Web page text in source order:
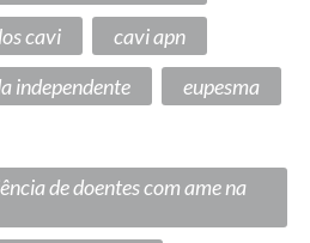
cavi
cavi apn
independente
eupesma
de doentes com ame na